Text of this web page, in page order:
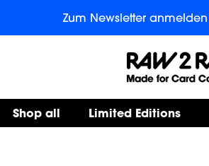
Zum Newsletter anmelden
Shop all Limited Editions